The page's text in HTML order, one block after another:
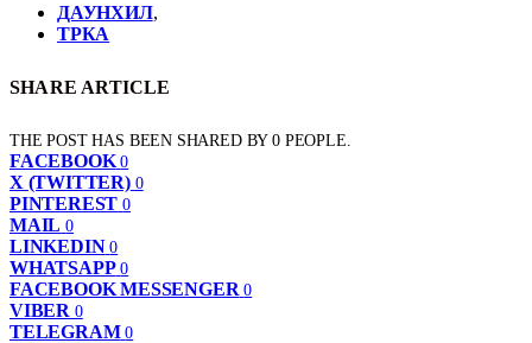
ДАУНХИЛ,
ТРКА
SHARE ARTICLE
THE POST HAS BEEN SHARED BY0 PEOPLE.
FACEBOOK 0
X (TWITTER) 0
PINTEREST 0
MAIL 0
LINKEDIN 0
WHATSAPP 0
FACEBOOK MESSENGER 0
VIBER 0
TELEGRAM 0